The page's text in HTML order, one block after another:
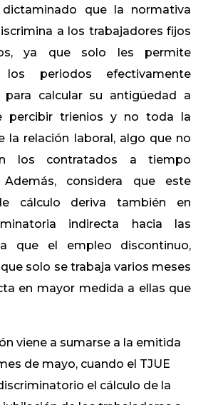
dictaminado que la normativa
a los trabajadores fijos
ya que solo les permite
los periodos efectivamente
para calcular su antigüedad a
percibir trienios y no toda la
la relación laboral, algo que no
los contratados a tiempo
Además, considera que este
cálculo deriva también en
indirecta hacia las
que el empleo discontinuo,
solo se trabaja varios meses
en mayor medida a ellas que
viene a sumarse a la emitida
de mayo, cuando el TJUE
el cálculo de la